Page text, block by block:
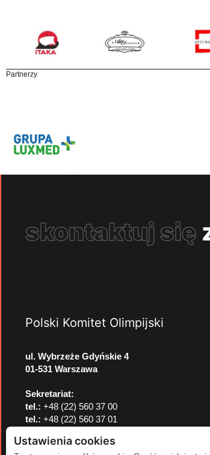
Partnerzy
skontaktuj się
Polski Komitet Olimpijski
ul. Wybrzeże Gdyńskie 4
01-531 Warszawa
Sekretariat:
tel.: +48 (22) 560 37 00
tel.: +48 (22) 560 37 01
Ustawienia cookies